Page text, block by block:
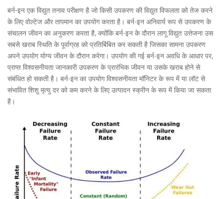
बर्न-इन एक विद्युत तनाव परीक्षण है जो किसी उपकरण की विद्युत विफलता को तेज करने
के लिए वोल्टेज और तापमान का उपयोग करता है। बर्न-इन अनिवार्य रूप से उपकरण के
संचालन जीवन का अनुकरण करता है, क्योंकि बर्न-इन के दौरान लागू विद्युत उत्तेजना उस
सबसे खराब स्थिति के पूर्वाग्रह को प्रतिबिंबित कर सकती है जिसका सामना उपकरण
अपने उपयोग योग्य जीवन के दौरान करेगा। उपयोग की गई बर्न-इन अवधि के आधार पर,
प्राप्त विश्वसनीयता जानकारी उपकरण के प्रारंभिक जीवन या उसके खराब होने से
संबंधित हो सकती है। बर्न-इन का उपयोग विश्वसनीयता मॉनिटर के रूप में या लॉट से
संभावित शिशु मृत्यु दर को कम करने के लिए उत्पादन स्क्रीन के रूप में किया जा सकता
है।